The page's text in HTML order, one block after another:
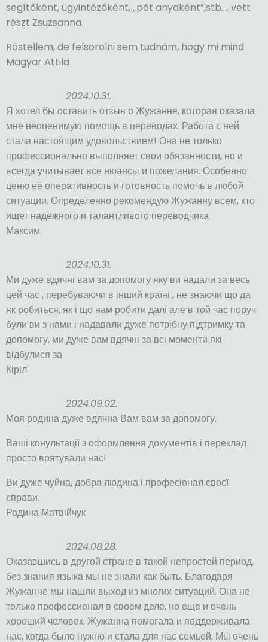
segítőként, ügyintézőként, „pót anyaként”,stb…. vett
részt Zsuzsanna.
Röstellem, de felsorolni sem tudnám, hogy mi mind
Magyar Attila
2024.10.31.
Я хотел бы оставить отзыв о Жужанне, которая оказала
мне неоценимую помощь в переводах. Работа с ней
стала настоящим удовольствием! Она не только
профессионально выполняет свои обязанности, но и
всегда учитывает все нюансы и пожелания. Особенно
ценю её оперативность и готовность помочь в любой
ситуации. Определенно рекомендую Жужанну всем, кто
ищет надежного и талантливого переводчика
Максим
2024.10.31.
Ми дуже вдячні вам за допомогу яку ви надали за весь
цей час , перебуваючи в інший країні , не знаючи що да
як робиться, як і що нам робити далі але в той час поруч
були ви з нами і надавали дуже потрібну підтримку та
допомогу, ми дуже вам вдячні за всі моменти які
відбулися за
Кіріл
2024.09.02.
Моя родина дуже вдячна Вам вам за допомогу.
Ваші конультації з оформлення документів і переклад
просто врятували нас!
Ви дуже чуйна, добра людина і професіонал своєї
справи.
Родина Матвійчук
2024.08.28.
Оказавшись в другой стране в такой непростой период,
без знания языка мы не знали как быть. Благодаря
Жужанне мы нашли выход из многих ситуаций. Она не
только профессионал в своем деле, но еще и очень
хороший человек. Жужанна помогала и поддерживала
нас, когда было нужно и стала для нас семьей. Мы очень